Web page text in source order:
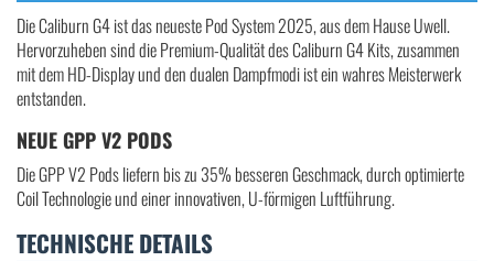
Die Caliburn G4 ist das neueste Pod System 2025, aus dem Hause Uwell.
Hervorzuheben sind die Premium-Qualität des Caliburn G4 Kits, zusammen
mit dem HD-Display und den dualen Dampfmodi ist ein wahres Meisterwerk
entstanden.
NEUE GPP V2 PODS
Die GPP V2 Pods liefern bis zu 35% besseren Geschmack, durch optimierte
Coil Technologie und einer innovativen, U-förmigen Luftführung.
TECHNISCHE DETAILS